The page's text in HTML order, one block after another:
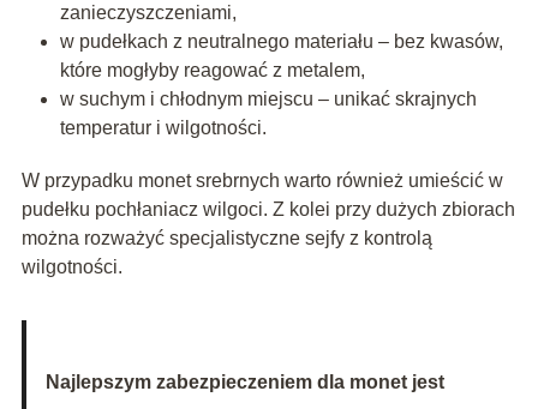
zanieczyszczeniami,
w pudełkach z neutralnego materiału – bez kwasów,
które mogłyby reagować z metalem,
w suchym i chłodnym miejscu – unikać skrajnych
temperatur i wilgotności.
W przypadku monet srebrnych warto również umieścić w
pudełku pochłaniacz wilgoci. Z kolei przy dużych zbiorach
można rozważyć specjalistyczne sejfy z kontrolą
wilgotności.
Najlepszym zabezpieczeniem dla monet jest